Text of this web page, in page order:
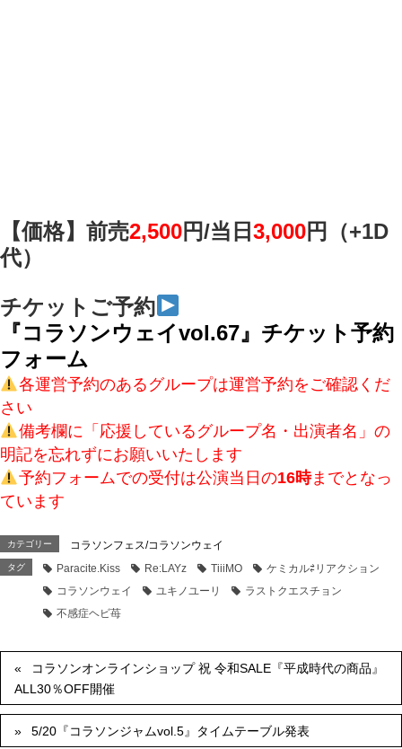
【価格】前売2,500円/当日 3,000円（+1D
代）
チケットご予約
『コラソンウェイvol.67』チケット予約
フォーム
各運営予約のあるグループは運営予約をご確認くだ
さい
備考欄に「応援しているグループ名・出演者名」の
明記を忘れずにお願いいたします
予約フォームでの受付は公演当日の16時までとなっ
ています
カテゴリー コラソンフェス/コラソンウェイ
タグ Paracite.Kiss Re:LAYz TiiiMO
ケミカル⇄リアクション
コラソンウェイ
ユキノユーリ
ラストクエスチョン
不感症ヘビ苺
コラソンオンラインショップ 祝 令和SALE『平成時代の商品』
ALL30％OFF開催
5/20『コラソンジャムvol.5』タイムテーブル発表